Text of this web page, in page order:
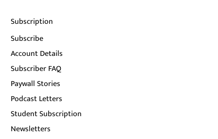
Subscription
Subscribe
Account Details
Subscriber FAQ
Paywall Stories
Podcast Letters
Student Subscription
Newsletters